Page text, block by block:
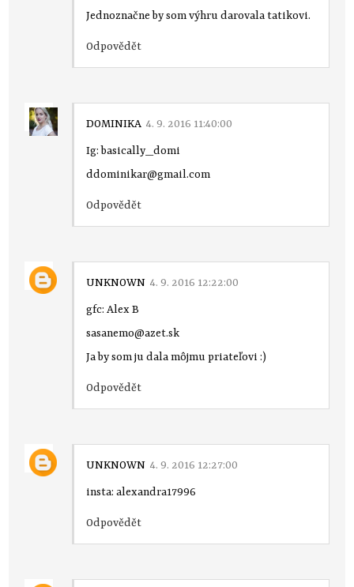
Jednoznačne by som výhru darovala tatikovi.
Odpovědět
DOMINIKA 4. 9. 2016 11:40:00
Ig: basically_domi
ddominikar@gmail.com
Odpovědět
UNKNOWN 4. 9. 2016 12:22:00
gfc: Alex B
sasanemo@azet.sk
Ja by som ju dala môjmu priateľovi :)
Odpovědět
UNKNOWN 4. 9. 2016 12:27:00
insta: alexandra17996
Odpovědět